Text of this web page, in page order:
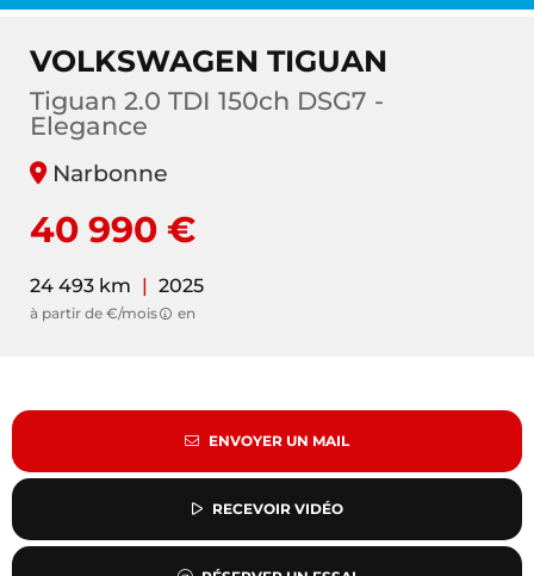
VOLKSWAGEN TIGUAN
Tiguan 2.0 TDI 150ch DSG7 -
Elegance
Narbonne
40 990 €
24 493 km | 2025
à partir de €/mois en
ENVOYER UN MAIL
RECEVOIR VIDÉO